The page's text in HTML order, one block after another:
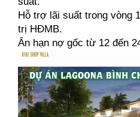
Hỗ trợ lãi suất trong vòng
trị HĐMB.
Ân hạn nợ gốc từ 12 đến